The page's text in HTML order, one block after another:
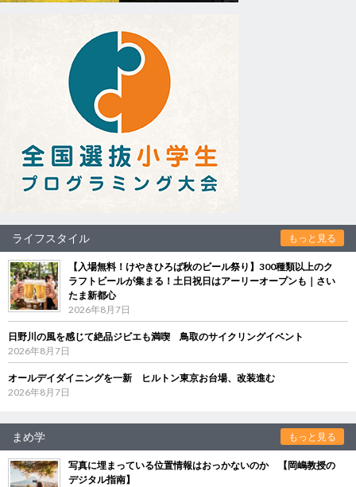
ライフスタイル もっと見る
【入場無料！けやきひろば秋のビール祭り】300種類以上のク
ラフトビールが集まる！土日祝日はアーリーオープンも｜さい
たま新都心
2026年8月7日
日野川の風を感じて絶品ジビエも満喫 鳥取のサイクリングイベント
2026年8月7日
オールデイダイニングを一新 ヒルトン東京お台場、改装進む
2026年8月7日
まめ学 もっと見る
写真に埋まっている位置情報はおっかないのか 【岡嶋教授の
デジタル指南】